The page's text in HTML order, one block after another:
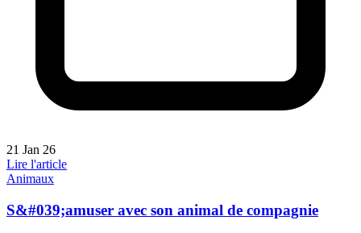
21 Jan 26
Lire l'article
Animaux
S&#039;amuser avec son animal de compagnie